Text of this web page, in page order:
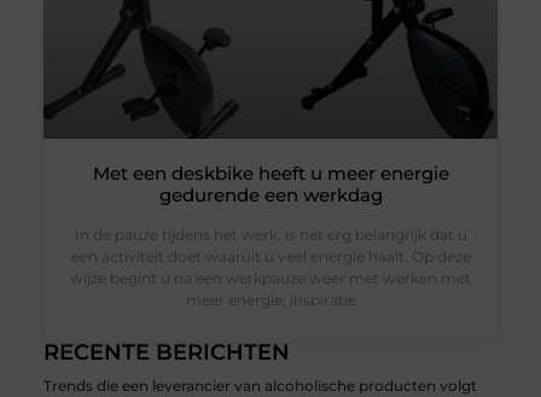
RECENTE BERICHTEN
Trends die een leverancier van alcoholische producten volgt
Met een deskbike heeft u meer energie
gedurende een werkdag
In de pauze tijdens het werk, is het erg belangrijk dat u
een activiteit doet waaruit u veel energie haalt. Op deze
wijze begint u na een werkpauze weer met werken met
meer energie, inspiratie